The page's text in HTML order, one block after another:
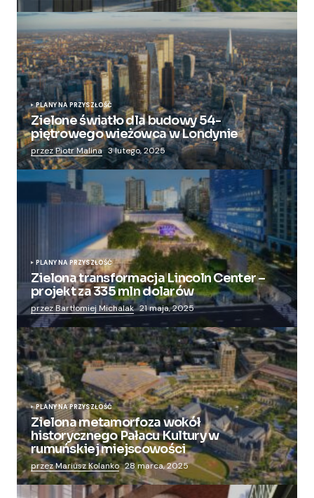
PLANY NA PRZYSZŁOŚĆ
Zielone światło dla budowy 54-
piętrowego wieżowca w Londynie
przez Piotr Malina 3 lutego, 2025
PLANY NA PRZYSZŁOŚĆ
Zielona transformacja Lincoln Center –
projekt za 335 mln dolarów
przez Bartłomiej Michalak 21 maja, 2025
PLANY NA PRZYSZŁOŚĆ
Zielona metamorfoza wokół
historycznego Pałacu Kultury w
rumuńskiej miejscowości
przez Mariusz Kolanko 28 marca, 2025